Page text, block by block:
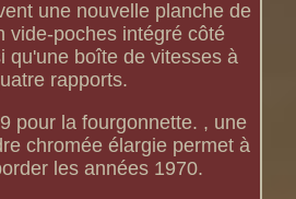
une nouvelle planche de
vide-poches intégré côté
qu'une boîte de vitesses à
rapports.
pour la fourgonnette. , une
chromée élargie permet à
les années 1970.